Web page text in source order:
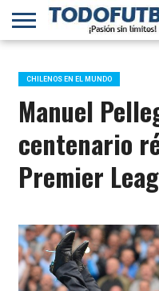
PRIMERA
B
SELECCIÓN
CHILENA
CHILENOS
EN EL
MUNDO
FÚTBOL
INTERNACIONAL
CHILENOS EN EL MUNDO
Manuel
centenario
Premier